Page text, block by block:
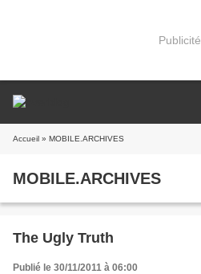
Publicité
Accueil » MOBILE.ARCHIVES
MOBILE.ARCHIVES
The Ugly Truth
Publié le 30/11/2011 à 06:00